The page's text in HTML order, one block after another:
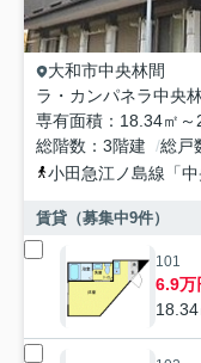
大和市中央林間
ラ・カンパネラ中央
専有面積
18.34㎡～
総階数
3階建 総戸
小田急江ノ島線 「
賃貸（募集中9件）
101
6.9万
18.34